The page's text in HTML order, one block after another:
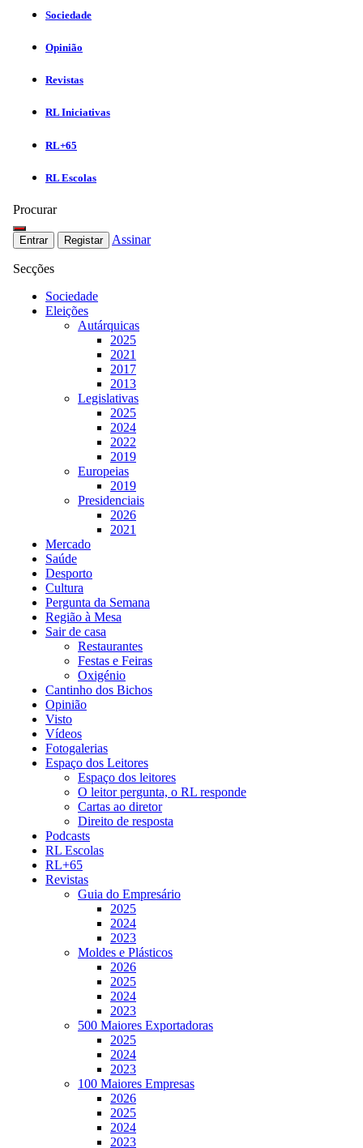
Sociedade
Opinião
Revistas
RL Iniciativas
RL+65
RL Escolas
Procurar
Entrar Registar Assinar
Secções
Sociedade
Eleições
Autárquicas
2025
2021
2017
2013
Legislativas
2025
2024
2022
2019
Europeias
2019
Presidenciais
2026
2021
Mercado
Saúde
Desporto
Cultura
Pergunta da Semana
Região à Mesa
Sair de casa
Restaurantes
Festas e Feiras
Oxigénio
Cantinho dos Bichos
Opinião
Visto
Vídeos
Fotogalerias
Espaço dos Leitores
Espaço dos leitores
O leitor pergunta, o RL responde
Cartas ao diretor
Direito de resposta
Podcasts
RL Escolas
RL+65
Revistas
Guia do Empresário
2025
2024
2023
Moldes e Plásticos
2026
2025
2024
2023
500 Maiores Exportadoras
2025
2024
2023
100 Maiores Empresas
2026
2025
2024
2023